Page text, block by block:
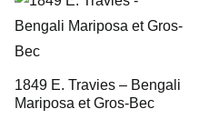
1849 E. Travies – Bengali
Mariposa et Gros-Bec